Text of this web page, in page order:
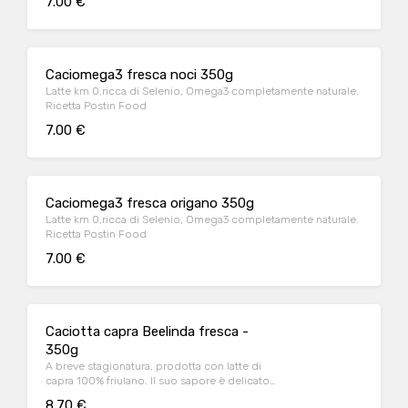
Caciomega3 fresca noci 350g
Latte km 0,ricca di Selenio, Omega3 completamente naturale.
Ricetta Postin Food
7.00 €
Caciomega3 fresca origano 350g
Latte km 0,ricca di Selenio, Omega3 completamente naturale.
Ricetta Postin Food
7.00 €
Caciotta capra Beelinda fresca -
350g
A breve stagionatura, prodotta con latte di
capra 100% friulano. Il suo sapore è delicato,